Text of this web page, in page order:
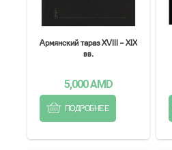
Армянский тараз XVIII – XIX
вв.
5,000AMD
ПОДРОБНЕЕ